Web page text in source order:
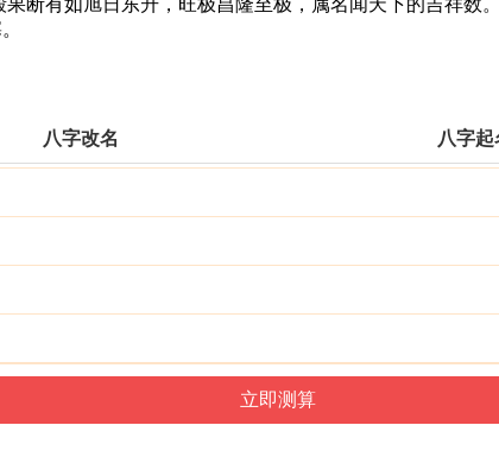
有如旭日东升，旺极昌隆至极，属名闻天下的吉祥数
八字改名 八字起